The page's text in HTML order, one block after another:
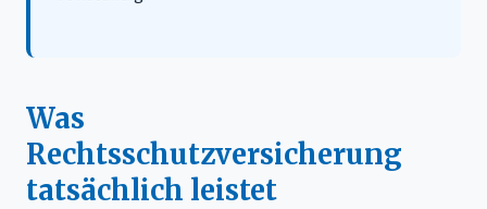
Was
Rechtsschutzversicherung
tatsächlich leistet